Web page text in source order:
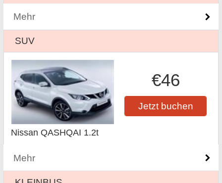
Mehr
SUV
€46
Jetzt buchen
Nissan QASHQAI 1.2t
Mehr